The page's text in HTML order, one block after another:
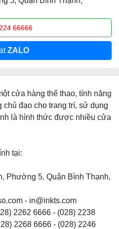
66666
ZALO
cửa hàng thế thao, tính năng
đạo cho trang trí, sử dụng
là hình thức được nhiều cửa
tại:
Phường 5, Quận Bình Thạnh,
- in@inkts.com
2262 6666 - (028) 2238
2268 6666 - (028) 2246